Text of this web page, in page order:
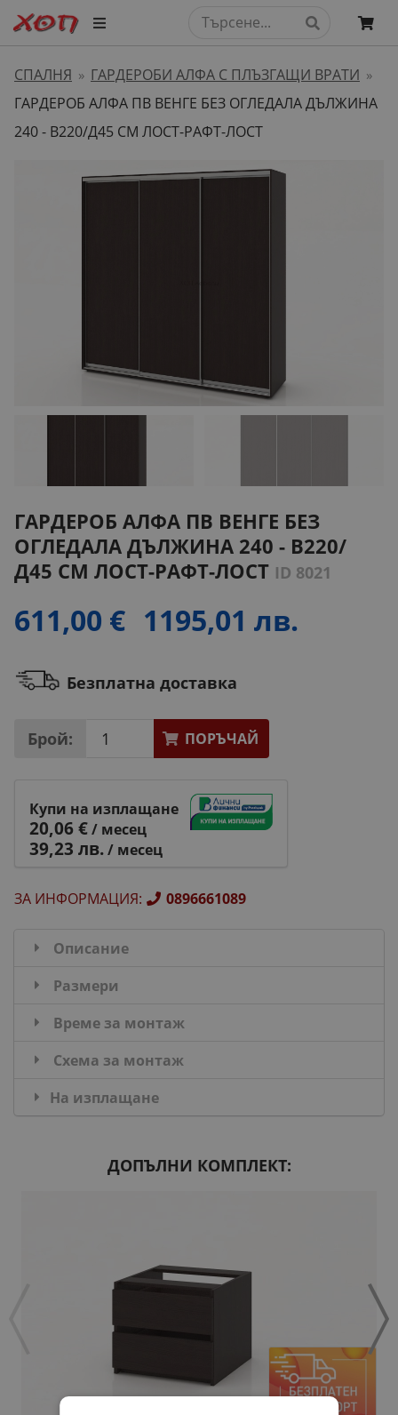
СПАЛНЯ » ГАРДЕРОБИ АЛФА С ПЛЪЗГАЩИ ВРАТИ »
ГАРДЕРОБ АЛФА ПВ ВЕНГЕ БЕЗ ОГЛЕДАЛА ДЪЛЖИНА
240 - В220/Д45 СМ ЛОСТ-РАФТ-ЛОСТ
ГАРДЕРОБ АЛФА ПВ ВЕНГЕ БЕЗ
ОГЛЕДАЛА ДЪЛЖИНА 240 - В220/
Д45 СМ ЛОСТ-РАФТ-ЛОСТ ID 8021
611,00 € 1195,01 лв.
Безплатна доставка
Брой: ПОРЪЧАЙ
Купи на изплащане
20,06 €/ месец
39,23 лв./ месец
ЗА ИНФОРМАЦИЯ: 0896661089
Описание
Размери
Време за монтаж
Схема за монтаж
На изплащане
ДОПЪЛНИ КОМПЛЕКТ: